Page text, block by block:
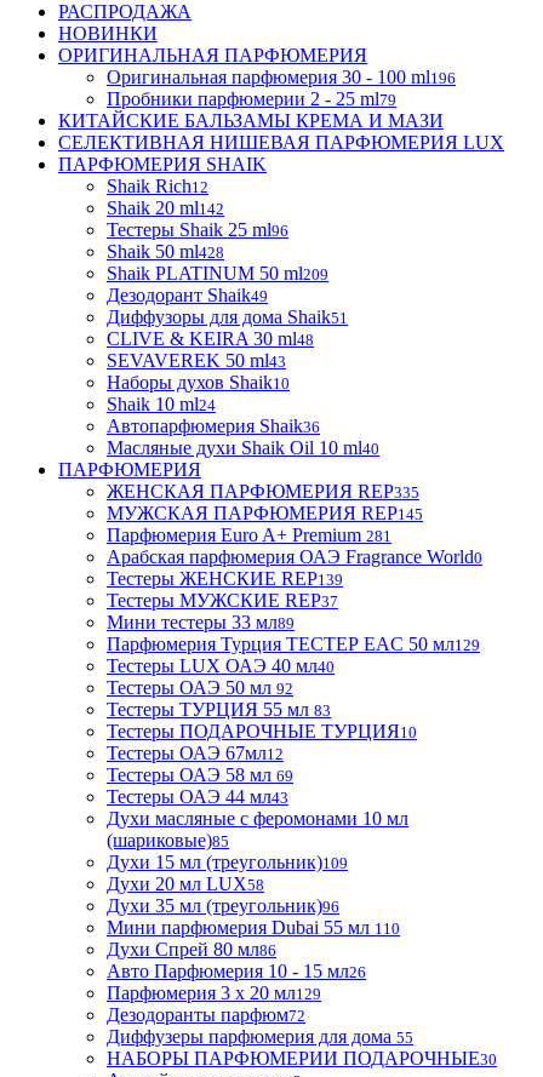
РАСПРОДАЖА
НОВИНКИ
ОРИГИНАЛЬНАЯ ПАРФЮМЕРИЯ
Оригинальная парфюмерия 30 - 100 ml196
Пробники парфюмерии 2 - 25 ml79
КИТАЙСКИЕ БАЛЬЗАМЫ КРЕМА И МАЗИ
СЕЛЕКТИВНАЯ НИШЕВАЯ ПАРФЮМЕРИЯ LUX
ПАРФЮМЕРИЯ SHAIK
Shaik Rich12
Shaik 20 ml142
Тестеры Shaik 25 ml96
Shaik 50 ml428
Shaik PLATINUM 50 ml209
Дезодорант Shaik49
Диффузоры для дома Shaik51
CLIVE & KEIRA 30 ml48
SEVAVEREK 50 ml43
Наборы духов Shaik10
Shaik 10 ml24
Автопарфюмерия Shaik36
Масляные духи Shaik Oil 10 ml40
ПАРФЮМЕРИЯ
ЖЕНСКАЯ ПАРФЮМЕРИЯ REP335
МУЖСКАЯ ПАРФЮМЕРИЯ REP145
Парфюмерия Euro A+ Premium 281
Арабская парфюмерия ОАЭ Fragrance World0
Тестеры ЖЕНСКИЕ REP139
Тестеры МУЖСКИЕ REP37
Мини тестеры 33 мл89
Парфюмерия Турция ТЕСТЕР EAC 50 мл129
Тестеры LUX ОАЭ 40 мл40
Тестеры ОАЭ 50 мл 92
Тестеры ТУРЦИЯ 55 мл 83
Тестеры ПОДАРОЧНЫЕ ТУРЦИЯ10
Тестеры ОАЭ 67мл12
Тестеры ОАЭ 58 мл 69
Тестеры ОАЭ 44 мл43
Духи масляные с феромонами 10 мл
(шариковые)85
Духи 15 мл (треугольник)109
Духи 20 мл LUX58
Духи 35 мл (треугольник)96
Мини парфюмерия Dubai 55 мл 110
Духи Спрей 80 мл86
Авто Парфюмерия 10 - 15 мл26
Парфюмерия 3 х 20 мл129
Дезодоранты парфюм72
Диффузеры парфюмерия для дома 55
НАБОРЫ ПАРФЮМЕРИИ ПОДАРОЧНЫЕ30